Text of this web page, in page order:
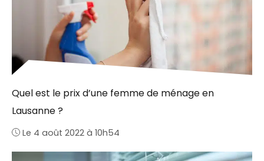
Quel est le prix d’une femme de ménage en
Lausanne ?
Le 4 août 2022 à 10h54